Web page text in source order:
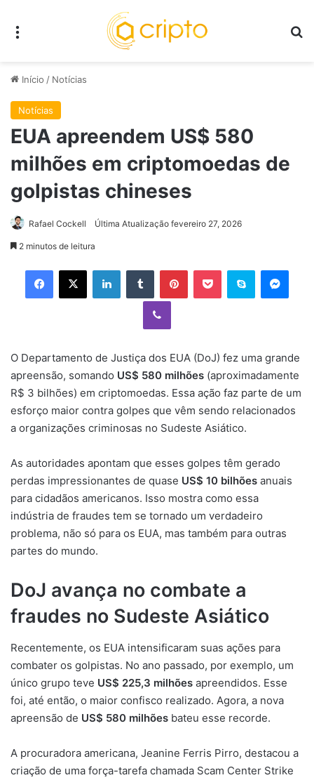
Início / Notícias
Notícias
EUA apreendem US$ 580
milhões em criptomoedas de
golpistas chineses
Rafael Cockell Última Atualização fevereiro 27, 2026
2 minutos de leitura
Facebook
X LinkedinTumblr PinterestPocket Skype
Viber
O Departamento de Justiça dos EUA (DoJ) fez uma grande
apreensão, somando US$ 580 milhões (aproximadamente
R$ 3 bilhões) em criptomoedas. Essa ação faz parte de um
esforço maior contra golpes que vêm sendo relacionados
a organizações criminosas no Sudeste Asiático.
As autoridades apontam que esses golpes têm gerado
perdas impressionantes de quase US$ 10 bilhões anuais
para cidadãos americanos. Isso mostra como essa
indústria de fraudes tem se tornado um verdadeiro
problema, não só para os EUA, mas também para outras
partes do mundo.
DoJ avança no combate a
fraudes no Sudeste Asiático
Recentemente, os EUA intensificaram suas ações para
combater os golpistas. No ano passado, por exemplo, um
único grupo teve US$ 225,3 milhões apreendidos. Esse
foi, até então, o maior confisco realizado. Agora, a nova
apreensão de US$ 580 milhões bateu esse recorde.
A procuradora americana, Jeanine Ferris Pirro, destacou a
criação de uma força-tarefa chamada Scam Center Strike